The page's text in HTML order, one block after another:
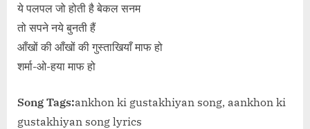
ये पलपल जो होती है बेकल सनम
तो सपने नये बुनती हैं
आँखों की आँखों की गुस्ताखियाँ माफ हो
शर्मा-ओ-हया माफ हो
Song Tags:ankhon ki gustakhiyan song, aankhon ki
gustakhiyan song lyrics